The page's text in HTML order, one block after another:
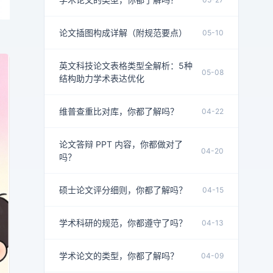
论文插图构成详解（附规范要点） 05-10
英文科技论文表格类型全解析：5种
结构助力学术表达优化
05-08
维普查重比对库，你都了解吗？ 04-22
论文答辩 PPT 内容，你都做对了
吗？
04-20
硕士论文评分细则，你都了解吗？ 04-15
学术科研的规范，你都遵守了吗？ 04-13
学术论文的类型，你都了解吗？ 04-09